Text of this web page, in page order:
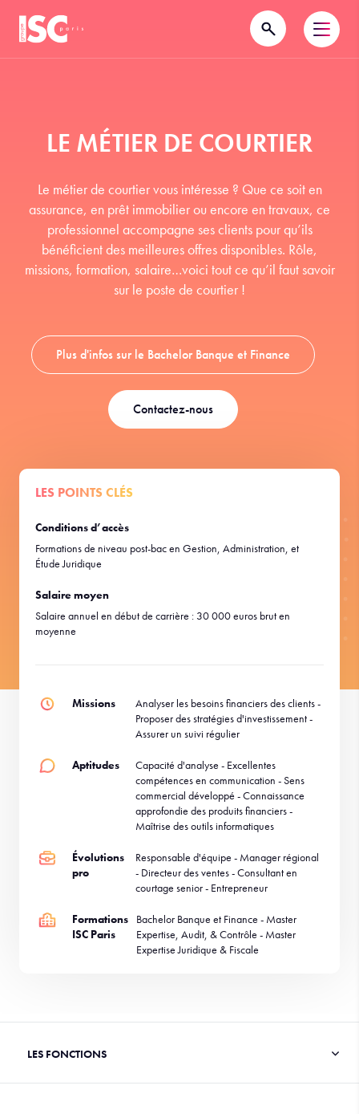
LE MÉTIER DE COURTIER
Le métier de courtier vous intéresse ? Que ce soit en
assurance, en prêt immobilier ou encore en travaux, ce
professionnel accompagne ses clients pour qu’ils
bénéficient des meilleures offres disponibles. Rôle,
missions, formation, salaire…voici tout ce qu’il faut savoir
sur le poste de courtier !
Plus d'infos sur le Bachelor Banque et Finance
Contactez-nous
LES POINTS CLÉS
Conditions d’accès
Formations de niveau post-bac en Gestion, Administration, et
Étude Juridique
Salaire moyen
Salaire annuel en début de carrière : 30 000 euros brut en
moyenne
Missions
Analyser les besoins financiers des clients -
Proposer des stratégies d'investissement -
Assurer un suivi régulier
Aptitudes
Capacité d'analyse - Excellentes
compétences en communication - Sens
commercial développé - Connaissance
approfondie des produits financiers -
Maîtrise des outils informatiques
Évolutions
pro
Responsable d'équipe - Manager régional
- Directeur des ventes - Consultant en
courtage senior - Entrepreneur
Formations
ISC Paris
Bachelor Banque et Finance - Master
Expertise, Audit, & Contrôle - Master
Expertise Juridique & Fiscale